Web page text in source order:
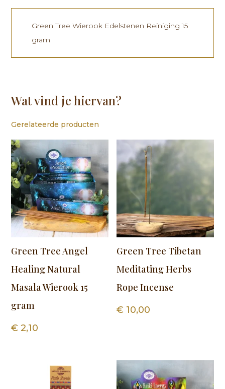
Green Tree Wierook Edelstenen Reiniging 15
gram
Wat vind je hiervan?
Gerelateerde producten
Green Tree Angel
Healing Natural
Masala Wierook 15
gram
€ 2,10
Green Tree Tibetan
Meditating Herbs
Rope Incense
€ 10,00